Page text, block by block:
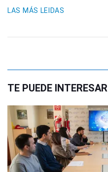
LAS MÁS LEIDAS
TE PUEDE INTERESAR